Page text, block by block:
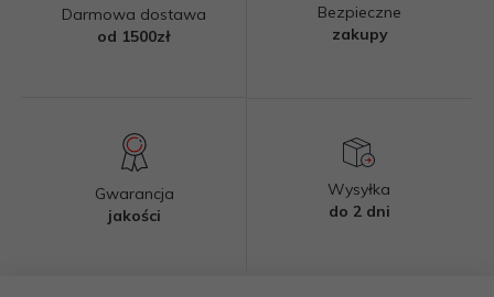
Darmowa dostawa
od 1500zł
Bezpieczne
zakupy
Gwarancja
jakości
Wysyłka
do 2 dni